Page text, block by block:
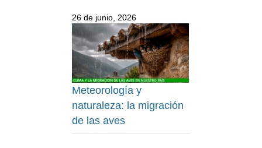
26 de junio, 2026
Meteorología y
naturaleza: la migración
de las aves